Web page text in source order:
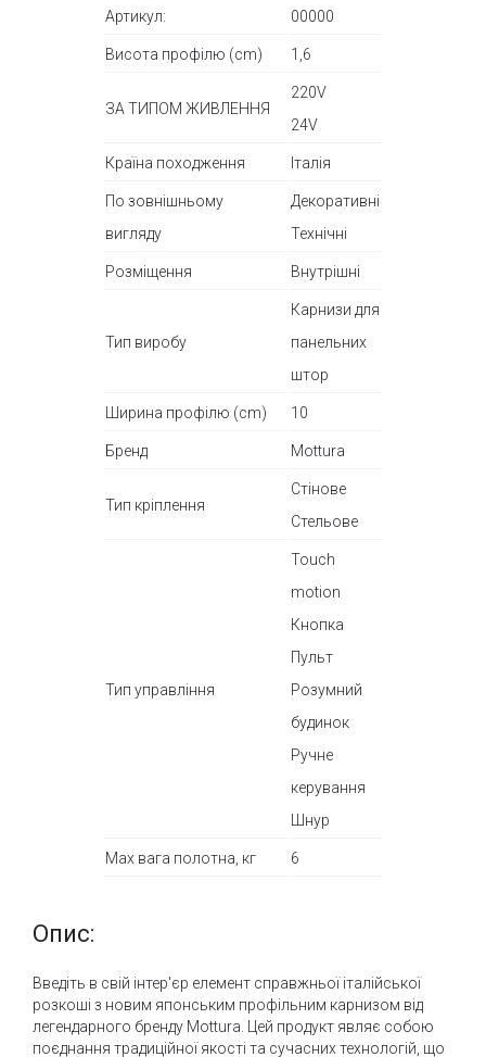
Артикул: 00000
Висота профілю (cm) 1,6
ЗА ТИПОМ ЖИВЛЕННЯ
220V
24V
Країна походження Італія
По зовнішньому
вигляду
Декоративні
Технічні
Розміщення Внутрішні
Тип виробу
Карнизи для
панельних
штор
Ширина профілю (cm) 10
Бренд Mottura
Тип кріплення
Стінове
Стельове
Тип управління
Touch
motion
Кнопка
Пульт
Розумний
будинок
Ручне
керування
Шнур
Max вага полотна, кг 6
Опис:
Введіть в свій інтер'єр елемент справжньої італійської
розкоші з новим японським профільним карнизом від
легендарного бренду Mottura. Цей продукт являє собою
поєднання традиційної якості та сучасних технологій, що